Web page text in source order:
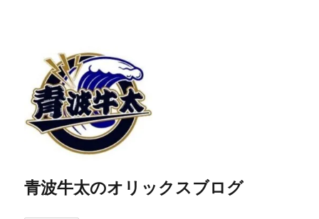
青波牛太のオリックスブログ